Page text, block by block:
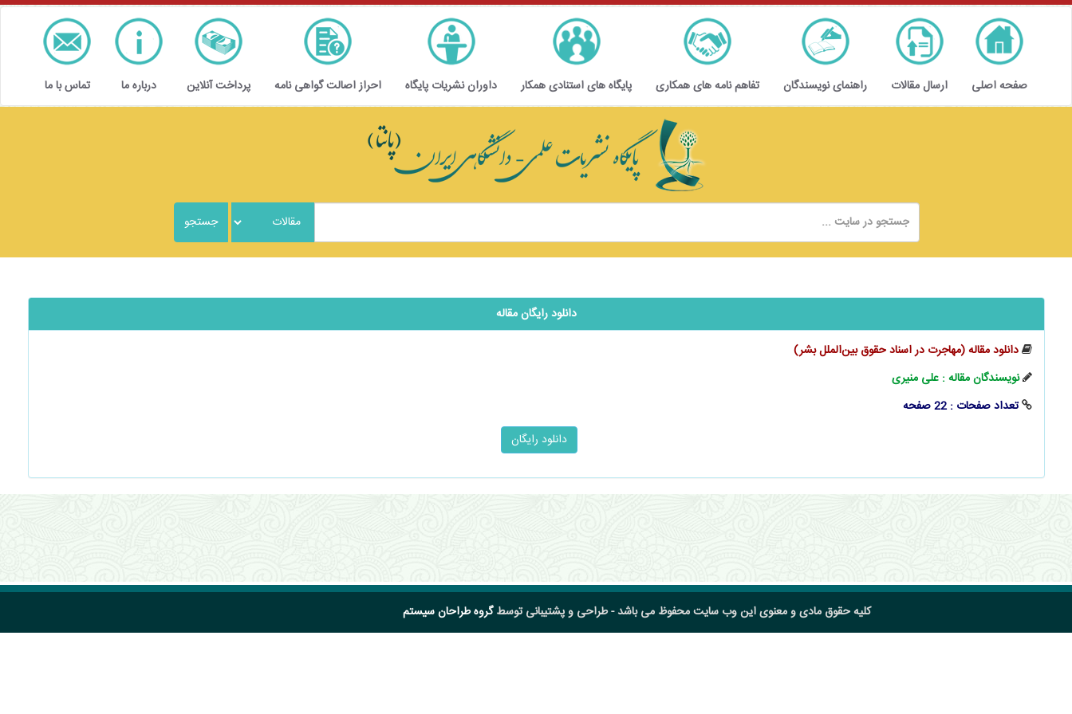
صفحه اصلی ارسال مقالات راهنمای نویسندگان تفاهم نامه های همکاری پایگاه های استنادی همکار داوران نشریات پایگاه احراز اصالت گواهی نامه پرداخت آنلاین درباره ما تماس با ما
دانلود رایگان مقاله
دانلود مقاله (مهاجرت در اسناد حقوق بین‌الملل بشر)
نویسندگان مقاله : علی منیری
تعداد صفحات : 22 صفحه
کلیه حقوق مادی و معنوی این وب سایت محفوظ می باشد - طراحی و پشتیبانی توسطگروه طراحان سیستم